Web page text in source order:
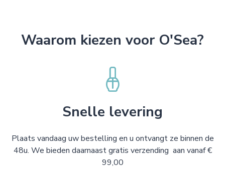
Waarom kiezen voor O'Sea?
Snelle levering
Plaats vandaag uw bestelling en u ontvangt ze binnen de
48u. We bieden daarnaast gratis verzending aan vanaf €
99,00